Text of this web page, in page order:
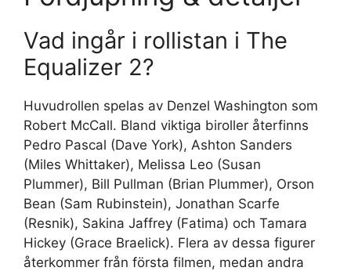
Vad ingår i rollistan i The
Equalizer 2?
Huvudrollen spelas av Denzel Washington som
Robert McCall. Bland viktiga biroller återfinns
Pedro Pascal (Dave York), Ashton Sanders
(Miles Whittaker), Melissa Leo (Susan
Plummer), Bill Pullman (Brian Plummer), Orson
Bean (Sam Rubinstein), Jonathan Scarfe
(Resnik), Sakina Jaffrey (Fatima) och Tamara
Hickey (Grace Braelick). Flera av dessa figurer
återkommer från första filmen, medan andra